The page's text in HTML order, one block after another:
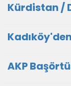
Kürdistan /
AKP